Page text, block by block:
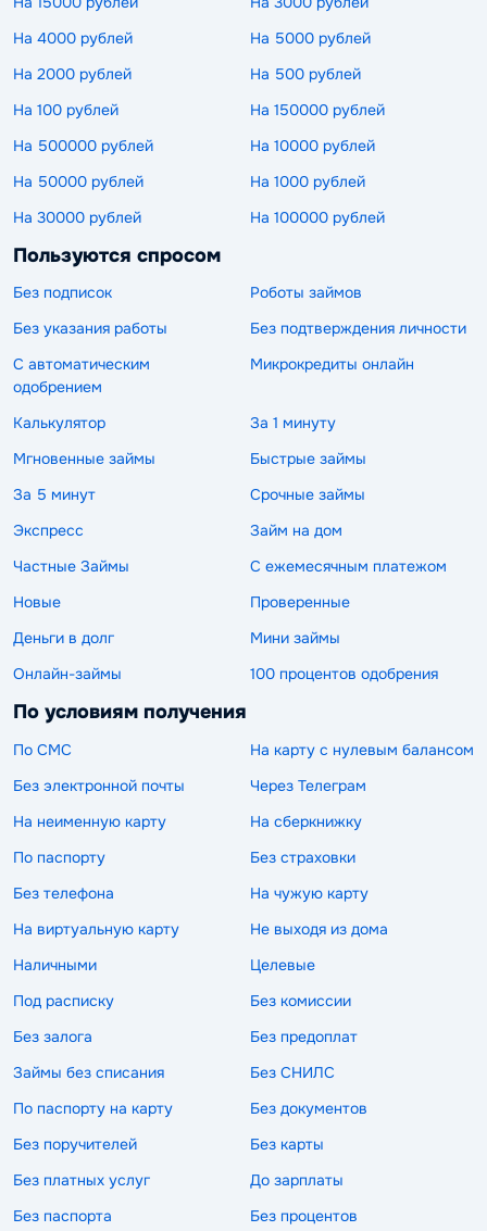
На 4000 рублей
На 5000 рублей
На 2000 рублей
На 500 рублей
На 100 рублей
На 150000 рублей
На 500000 рублей
На 10000 рублей
На 50000 рублей
На 1000 рублей
На 30000 рублей
На 100000 рублей
Пользуются спросом
Без подписок
Роботы займов
Без указания работы
Без подтверждения личности
С автоматическим
одобрением
Микрокредиты онлайн
Калькулятор
За 1 минуту
Мгновенные займы
Быстрые займы
За 5 минут
Срочные займы
Экспресс
Займ на дом
Частные Займы
С ежемесячным платежом
Новые
Проверенные
Деньги в долг
Мини займы
Онлайн-займы
100 процентов одобрения
По условиям получения
По СМС
На карту с нулевым балансом
Без электронной почты
Через Телеграм
На неименную карту
На сберкнижку
По паспорту
Без страховки
Без телефона
На чужую карту
На виртуальную карту
Не выходя из дома
Наличными
Целевые
Под расписку
Без комиссии
Без залога
Без предоплат
Займы без списания
Без СНИЛС
По паспорту на карту
Без документов
Без поручителей
Без карты
Без платных услуг
До зарплаты
Без паспорта
Без процентов